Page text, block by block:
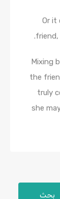
Or it
Mixing
the
truly
she